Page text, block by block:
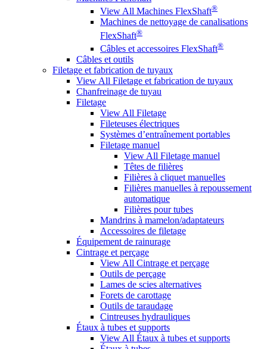
View All Machines FlexShaft®
Machines de nettoyage de canalisations
FlexShaft®
Câbles et accessoires FlexShaft®
Câbles et outils
Filetage et fabrication de tuyaux
View All Filetage et fabrication de tuyaux
Chanfreinage de tuyau
Filetage
View All Filetage
Fileteuses électriques
Systèmes d’entraînement portables
Filetage manuel
View All Filetage manuel
Têtes de filières
Filières à cliquet manuelles
Filières manuelles à repoussement
automatique
Filières pour tubes
Mandrins à mamelon/adaptateurs
Accessoires de filetage
Équipement de rainurage
Cintrage et perçage
View All Cintrage et perçage
Outils de perçage
Lames de scies alternatives
Forets de carottage
Outils de taraudage
Cintreuses hydrauliques
Étaux à tubes et supports
View All Étaux à tubes et supports